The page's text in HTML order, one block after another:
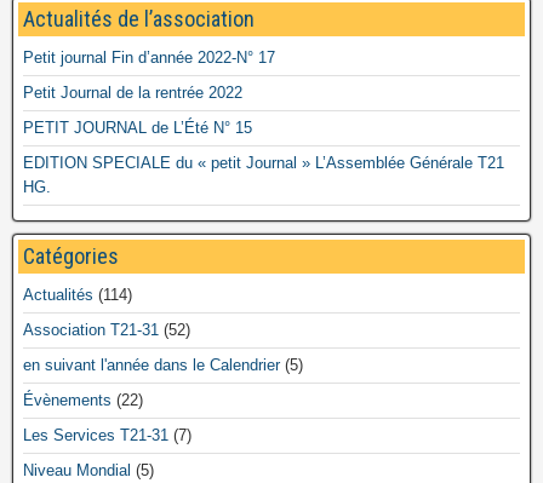
Actualités de l’association
Petit journal Fin d’année 2022-N° 17
Petit Journal de la rentrée 2022
PETIT JOURNAL de L’Été N° 15
EDITION SPECIALE du « petit Journal » L’Assemblée Générale T21
HG.
Catégories
Actualités (114)
Association T21-31 (52)
en suivant l'année dans le Calendrier(5)
Évènements (22)
Les Services T21-31 (7)
Niveau Mondial (5)